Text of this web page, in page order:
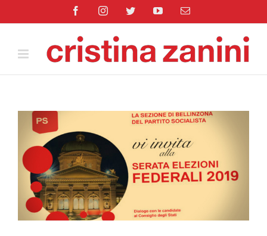
FacebookInstagramTwitterYouTubeEmail
Ingrandisci
immagine